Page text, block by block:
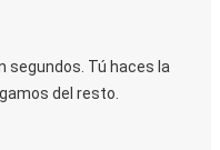
segundos. Tú haces la
del resto.